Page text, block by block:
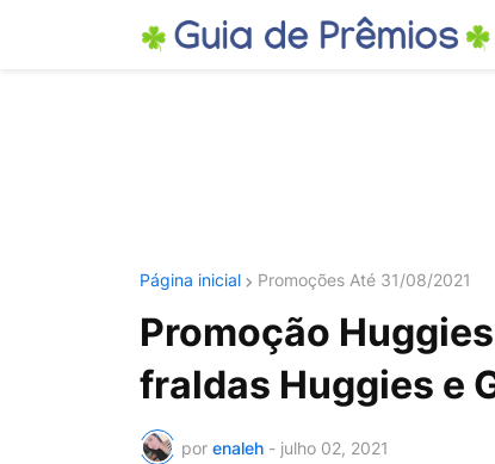
Página inicial Promoções Até 31/08/2021
Promoção
fraldas Huggies e
por enaleh - julho 02, 2021